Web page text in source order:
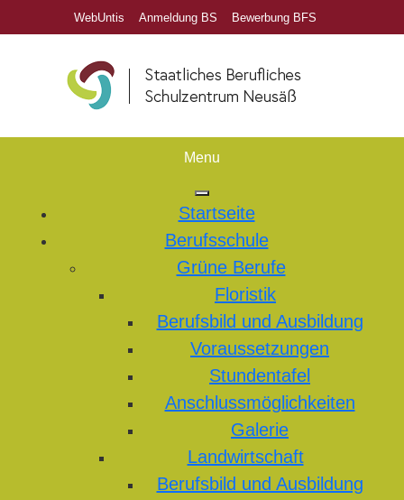
WebUntis Anmeldung BS Bewerbung BFS
Menu
Startseite
Berufsschule
Grüne Berufe
Floristik
Berufsbild und Ausbildung
Voraussetzungen
Stundentafel
Anschlussmöglichkeiten
Galerie
Landwirtschaft
Berufsbild und Ausbildung